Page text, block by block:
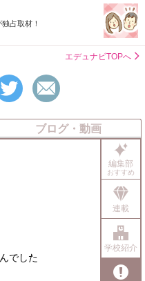
占取材！
エデュナビTOPへ
メ
ー
で
送
ブログ・動画
編集部
おすすめ
連載
学校紹介
でした